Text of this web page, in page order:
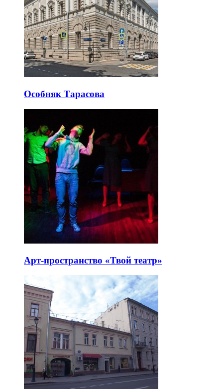
Особняк Тарасова
Арт-пространство «Твой театр»